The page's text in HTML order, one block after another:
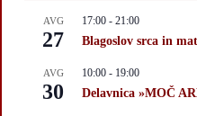
AVG
27
17:00 - 21:00
Blagoslov srca in
AVG
30
10:00 - 19:00
Delavnica »MOČ